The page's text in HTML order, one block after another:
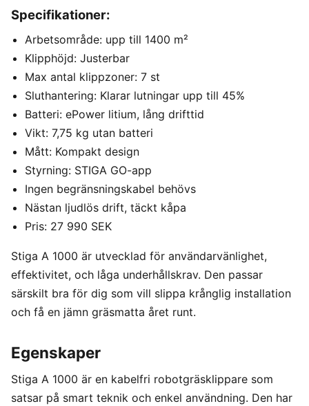
Specifikationer:
Arbetsområde: upp till 1400 m²
Klipphöjd: Justerbar
Max antal klippzoner: 7 st
Sluthantering: Klarar lutningar upp till 45%
Batteri: ePower litium, lång drifttid
Vikt: 7,75 kg utan batteri
Mått: Kompakt design
Styrning: STIGA GO-app
Ingen begränsningskabel behövs
Nästan ljudlös drift, täckt kåpa
Pris: 27 990 SEK
Stiga A 1000 är utvecklad för användarvänlighet,
effektivitet, och låga underhållskrav. Den passar
särskilt bra för dig som vill slippa krånglig installation
och få en jämn gräsmatta året runt.
Egenskaper
Stiga A 1000 är en kabelfri robotgräsklippare som
satsar på smart teknik och enkel användning. Den har